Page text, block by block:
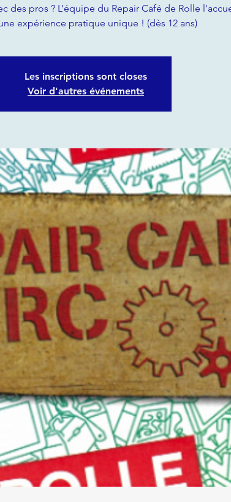
des pros ? L’équipe du Repair Café de Rolle
expérience pratique unique ! (dès 12 ans)
Les inscriptions sont closes
Voir d'autres événements